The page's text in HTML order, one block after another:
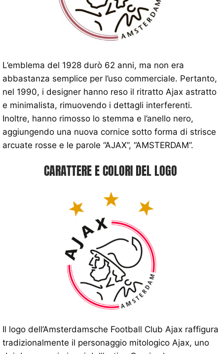
L’emblema del 1928 durò 62 anni, ma non era
abbastanza semplice per l’uso commerciale. Pertanto,
nel 1990, i designer hanno reso il ritratto Ajax astratto
e minimalista, rimuovendo i dettagli interferenti.
Inoltre, hanno rimosso lo stemma e l’anello nero,
aggiungendo una nuova cornice sotto forma di strisce
arcuate rosse e le parole “AJAX”, “AMSTERDAM”.
CARATTERE E COLORI DEL LOGO
Il logo dell’Amsterdamsche Football Club Ajax raffigura
tradizionalmente il personaggio mitologico Ajax, uno